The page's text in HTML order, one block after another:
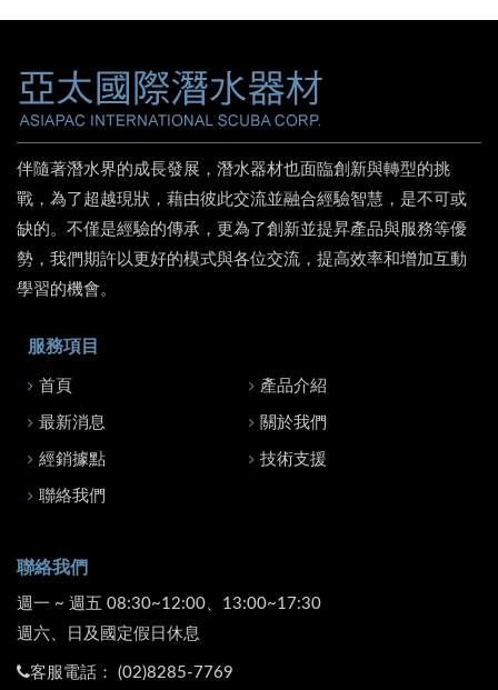
伴隨著潛水界的成長發展，潛水器材也面臨創新與轉型的挑
戰，為了超越現狀，藉由彼此交流並融合經驗智慧，是不可或
缺的。不僅是經驗的傳承，更為了創新並提昇產品與服務等優
勢，我們期許以更好的模式與各位交流，提高效率和增加互動
學習的機會。
服務項目
首頁 產品介紹
最新消息 關於我們
經銷據點 技術支援
聯絡我們
聯絡我們
週一 ~ 週五 08:30~12:00、13:00~17:30
週六、日及國定假日休息
客服電話： (02)8285-7769